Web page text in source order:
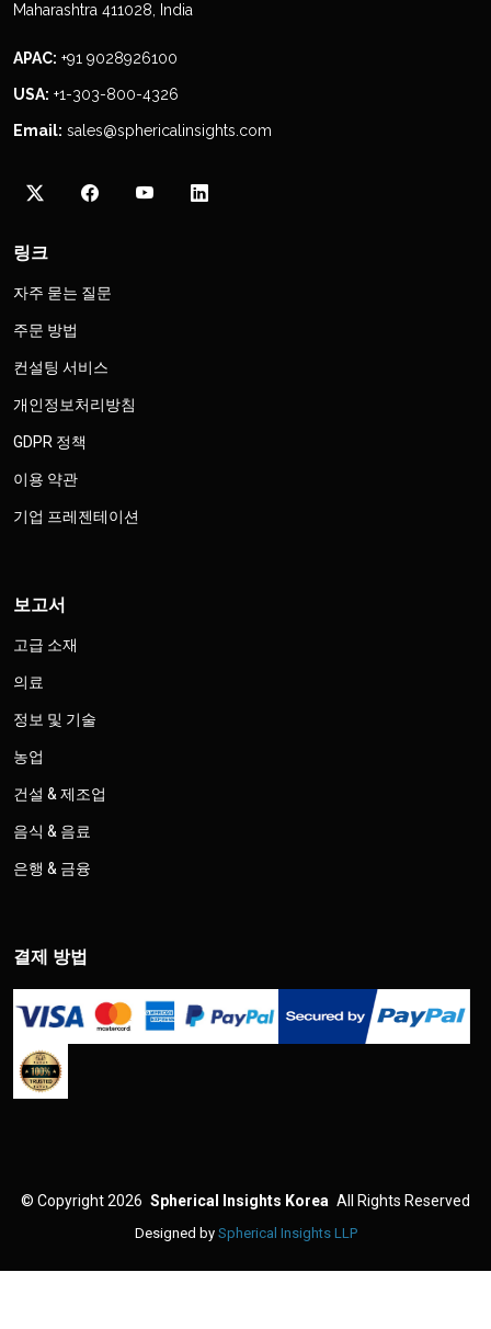
Maharashtra 411028, India
APAC: +91 9028926100
USA: +1-303-800-4326
Email: sales@sphericalinsights.com
링크
자주 묻는 질문
주문 방법
컨설팅 서비스
개인정보처리방침
GDPR 정책
이용 약관
기업 프레젠테이션
보고서
고급 소재
의료
정보 및 기술
농업
건설 & 제조업
음식 & 음료
은행 & 금융
결제 방법
© Copyright 2026 Spherical Insights Korea All Rights Reserved
Designed by Spherical Insights LLP